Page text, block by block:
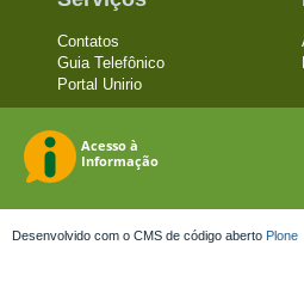
Contatos
Guia Telefônico
Portal Unirio
Desenvolvido com o CMS de código aberto Plone